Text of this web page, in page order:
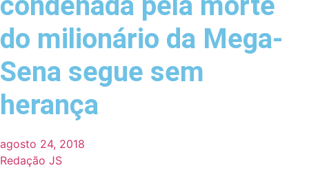
do milionário da Mega-
Sena segue sem
herança
agosto 24, 2018
Redação JS